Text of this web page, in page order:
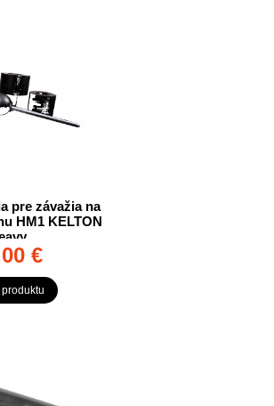
pre závažia na
HM1 KELTON
€
produktu